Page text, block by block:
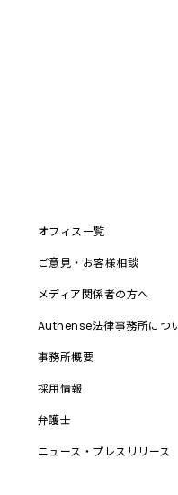
オフィス一覧
ご意見・お客様相談
メディア関係者の方へ
Authense法律事務所につ
事務所概要
採用情報
弁護士
ニュース・プレスリリース